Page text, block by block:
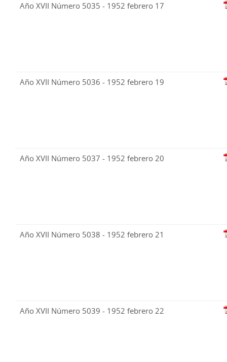
Año XVII Número 5035 - 1952 febrero 17
Año XVII Número 5036 - 1952 febrero 19
Año XVII Número 5037 - 1952 febrero 20
Año XVII Número 5038 - 1952 febrero 21
Año XVII Número 5039 - 1952 febrero 22